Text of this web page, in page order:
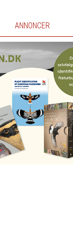
ANNONCER